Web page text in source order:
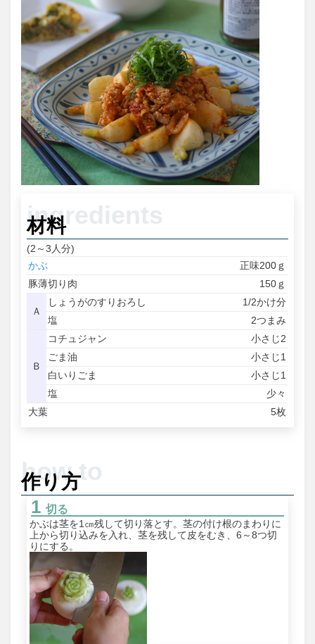
材料
(2～3人分)
かぶ
正味200ｇ
豚薄切り肉
150ｇ
Ａ
しょうがのすりおろし
1/2かけ分
塩
2つまみ
Ｂ
コチュジャン
小さじ2
ごま油
小さじ1
白いりごま
小さじ1
塩
少々
大葉
5枚
作り方
切る
かぶは茎を1㎝残して切り落とす。茎の付け根のまわりに
上から切り込みを入れ、茎を残して皮をむき、6～8つ切
りにする。